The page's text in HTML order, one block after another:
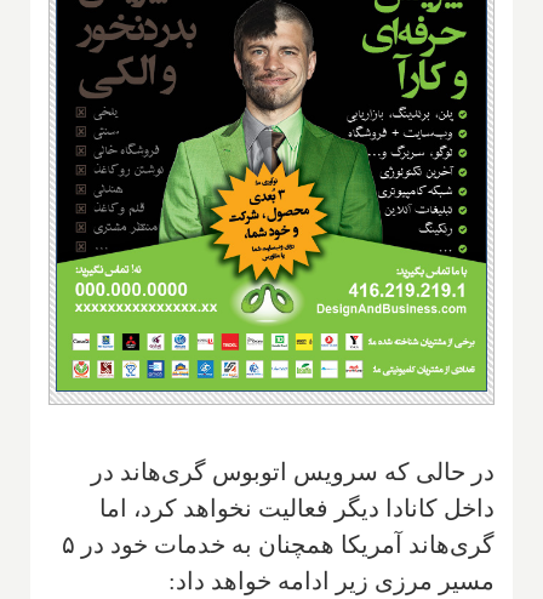
در حالی که سرویس اتوبوس گری‌هاند در
داخل کانادا دیگر فعالیت نخواهد کرد، اما
گری‌هاند آمریکا همچنان به خدمات خود در ۵
مسیر مرزی زیر ادامه خواهد داد: